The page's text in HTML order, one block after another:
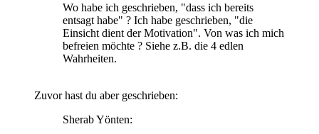
Wo habe ich geschrieben, "dass ich bereits
entsagt habe" ? Ich habe geschrieben, "die
Einsicht dient der Motivation". Von was ich mich
befreien möchte ? Siehe z.B. die 4 edlen
Wahrheiten.
Zuvor hast du aber geschrieben:
Sherab Yönten: